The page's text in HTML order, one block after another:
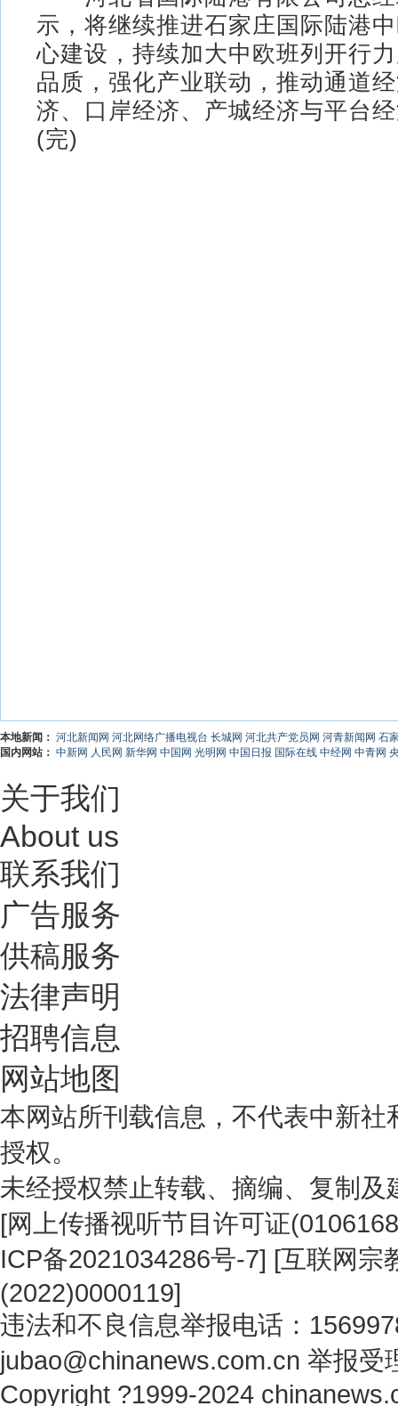
示，将继续推进石家庄国际陆港
心建设，持续加大中欧班列开行
品质，强化产业联动，推动通道
济、口岸经济、产城经济与平台
(完)
本地新闻： 河北新闻网 河北网络广播电视台 长城网 河北共产党员网 河青新闻网 石
国内网站： 中新网 人民网 新华网 中国网 光明网 中国日报 国际在线 中经网 中青网
关于我们
About us
联系我们
广告服务
供稿服务
法律声明
招聘信息
网站地图
本网站所刊载信息，不代表中新
授权。
未经授权禁止转载、摘编、复制
[网上传播视听节目许可证
ICP备2021034286号-7] [互联网宗
(2022)0000119]
违法和不良信息举报电话：
jubao@chinanews.com.cn 举报受
Copyright ?1999-2024